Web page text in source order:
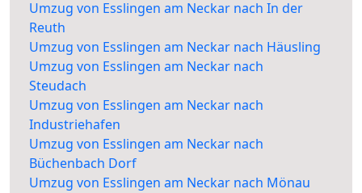
Umzug von Esslingen am Neckar nach In der
Reuth
Umzug von Esslingen am Neckar nach Häusling
Umzug von Esslingen am Neckar nach
Steudach
Umzug von Esslingen am Neckar nach
Industriehafen
Umzug von Esslingen am Neckar nach
Büchenbach Dorf
Umzug von Esslingen am Neckar nach Mönau